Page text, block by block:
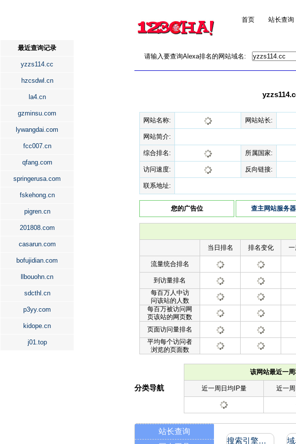
首页 站长查询
最近查询记录
yzzs114.cc
hzcsdwl.cn
la4.cn
gzminsu.com
lywangdai.com
fcc007.cn
qfang.com
springerusa.com
fskehong.cn
pigren.cn
201808.com
casarun.com
bofujidian.com
llbouohn.cn
sdcthl.cn
p3yy.com
kidope.cn
j01.top
请输入要查询Alexa排名的网站域名:
网站名称: 网站站长:
网站简介:
综合排名: 所属国家:
访问速度: 反向链接:
联系地址:
您的广告位 查主网站服务
当日排名 排名变化 一
流量统合排名
到访量排名
每百万人中访
问该站的人数
每百万被访问网
页该站的网页数
页面访问量排名
平均每个访问者
浏览的页面数
该网站最近一
近一周日均IP量 近一
分类导航
站长查询
搜索引擎收录和反向链接